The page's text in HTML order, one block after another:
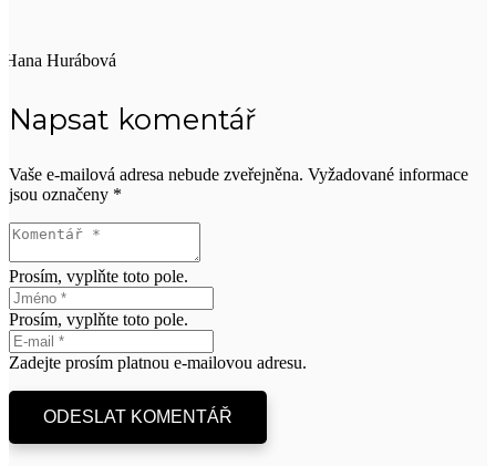
Hana Hurábová
Napsat komentář
Vaše e-mailová adresa nebude zveřejněna. Vyžadované informace
jsou označeny *
Prosím, vyplňte toto pole.
Prosím, vyplňte toto pole.
Zadejte prosím platnou e-mailovou adresu.
ODESLAT KOMENTÁŘ